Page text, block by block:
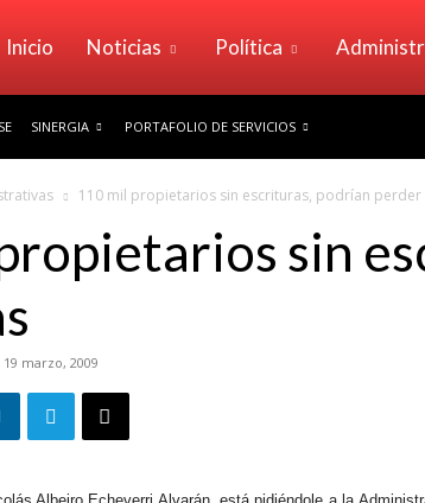
Sinergia
Inicio Noticias Política
SINERGIA PORTAFOLIO DE SERVICIOS
110 mil propietarios sin escrituras, podrían perder
sin
19 marzo, 2009